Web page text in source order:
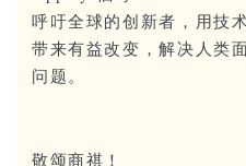
呼吁全球的创新者，用技
带来有益改变，解决人类
问题。
敬颂商祺！